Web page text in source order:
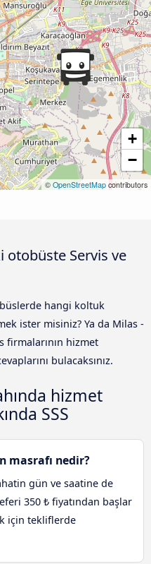
+
−
© OpenStreetMap contributors
otobüste Servis ve
hangi koltuk
ister misiniz? Ya da Milas -
firmalarının hizmet
bulacaksınız.
hizmet
SSS
masrafı nedir?
gün ve saatine de
350 ₺ fiyatından başlar
için tekliflerde